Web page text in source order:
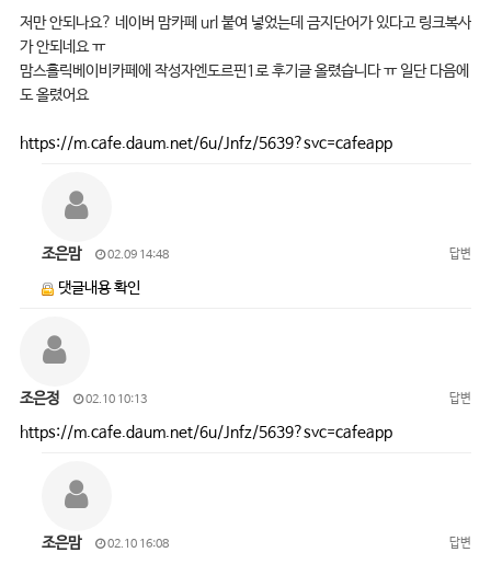
저만 안되나요? 네이버 맘카페 url 붙여 넣었는데 금지단어가 있다고 링크복사
가 안되네요 ㅠ
맘스홀릭베이비카페에 작성자엔도르핀1로 후기글 올렸습니다 ㅠ 일단 다음에
도 올렸어요
https://m.cafe.daum.net/6u/Jnfz/5639?svc=cafeapp
조은맘 02.09 14:48 답변
댓글내용 확인
조은정 02.10 10:13 답변
https://m.cafe.daum.net/6u/Jnfz/5639?svc=cafeapp
조은맘 02.10 16:08 답변